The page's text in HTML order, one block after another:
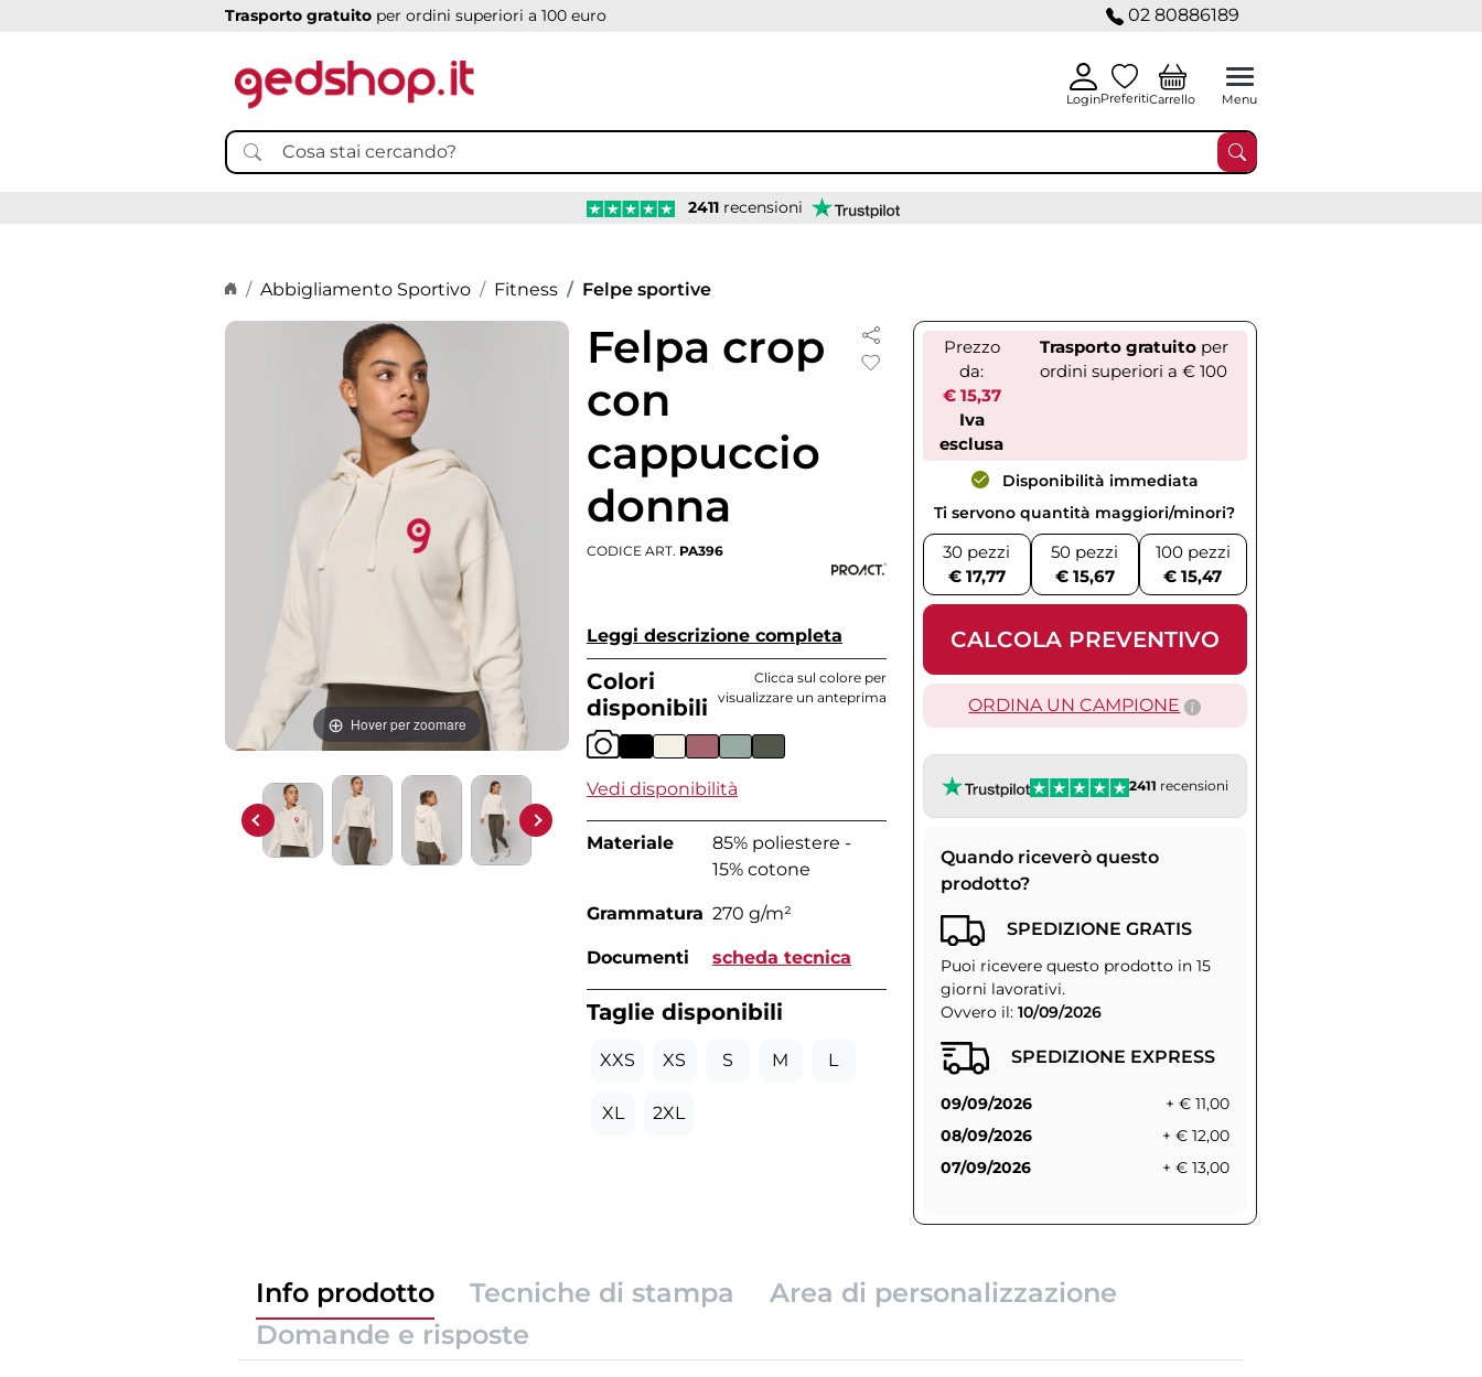
Trasporto gratuito per ordini superiori a 100 euro 02 80886189
LoginPreferitiCarrello Menu
2411 recensioni
Home page
Abbigliamento Sportivo Fitness Felpe sportive
Hover per zoomare
Felpa crop
con
cappuccio
donna
CODICE ART. PA396
Leggi descrizione completa
Colori
disponibili
Clicca sul colore per
visualizzare un anteprima
Vedi disponibilità
Materiale
85% poliestere -
15% cotone
Grammatura 270 g/m²
Documenti scheda tecnica
Taglie disponibili
XXS XS S M L
XL 2XL
Prezzo
da:
€ 15,37
Iva
esclusa
Trasporto gratuitoper
ordini superiori a € 100
Disponibilità immediata
Ti servono quantità maggiori/minori?
30 pezzi
€ 17,77
50 pezzi
€ 15,67
100 pezzi
€ 15,47
CALCOLA PREVENTIVO
ORDINA UN CAMPIONE
2411 recensioni
Quando riceverò questo
prodotto?
SPEDIZIONE GRATIS
Puoi ricevere questo prodotto in 15
giorni lavorativi.
Ovvero il: 10/09/2026
SPEDIZIONE EXPRESS
09/09/2026
+ € 11,00
08/09/2026
+ € 12,00
07/09/2026
+ € 13,00
Info prodotto Tecniche di stampa
Area di personalizzazione
Domande e risposte